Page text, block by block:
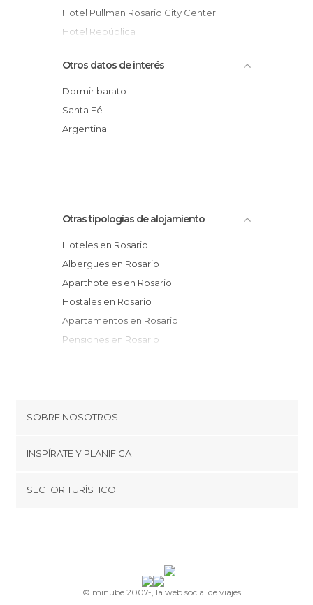
Hotel Pullman Rosario City Center
Hotel República
Majestic Hotel Rosario
Rosario Inn
Ex Hotel Roma
Hostel Cool Raul Hostel
Otros datos de interés
Dormir barato
Santa Fé
Argentina
Otras tipologías de alojamiento
Hoteles en Rosario
Albergues en Rosario
Aparthoteles en Rosario
Hostales en Rosario
Apartamentos en Rosario
Pensiones en Rosario
SOBRE NOSOTROS
Cookies
Términos y condiciones
INSPÍRATE Y PLANIFICA
SECTOR TURÍSTICO
© minube 2007-, la web social de viajes